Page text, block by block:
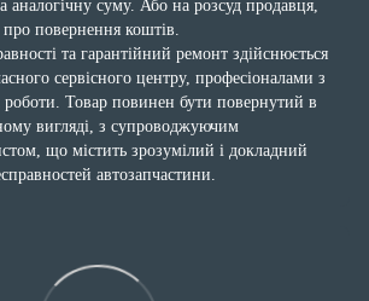
аналогічну суму. Або на розсуд продавця,
повернення коштів.
та гарантійний ремонт здійснюється
сервісного центру, професіоналами з
Товар повинен бути повернутий в
вигляді, з супроводжуючим
що містить зрозумілий і докладний
автозапчастини.